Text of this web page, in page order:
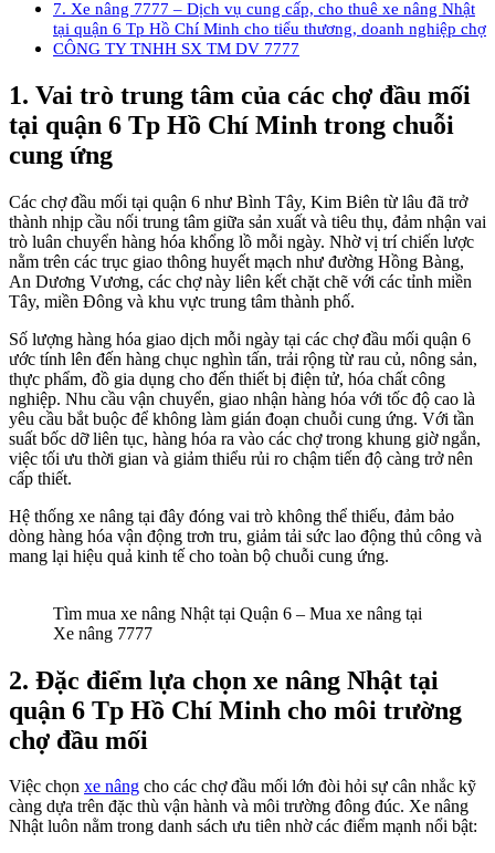
7. Xe nâng 7777 – Dịch vụ cung cấp, cho thuê xe nâng Nhật
tại quận 6 Tp Hồ Chí Minh cho tiểu thương, doanh nghiệp chợ
CÔNG TY TNHH SX TM DV 7777
1. Vai trò trung tâm của các chợ đầu mối
tại quận 6 Tp Hồ Chí Minh trong chuỗi
cung ứng
Các chợ đầu mối tại quận 6 như Bình Tây, Kim Biên từ lâu đã trở
thành nhịp cầu nối trung tâm giữa sản xuất và tiêu thụ, đảm nhận vai
trò luân chuyển hàng hóa khổng lồ mỗi ngày. Nhờ vị trí chiến lược
nằm trên các trục giao thông huyết mạch như đường Hồng Bàng,
An Dương Vương, các chợ này liên kết chặt chẽ với các tỉnh miền
Tây, miền Đông và khu vực trung tâm thành phố.
Số lượng hàng hóa giao dịch mỗi ngày tại các chợ đầu mối quận 6
ước tính lên đến hàng chục nghìn tấn, trải rộng từ rau củ, nông sản,
thực phẩm, đồ gia dụng cho đến thiết bị điện tử, hóa chất công
nghiệp. Nhu cầu vận chuyển, giao nhận hàng hóa với tốc độ cao là
yêu cầu bắt buộc để không làm gián đoạn chuỗi cung ứng. Với tần
suất bốc dỡ liên tục, hàng hóa ra vào các chợ trong khung giờ ngắn,
việc tối ưu thời gian và giảm thiểu rủi ro chậm tiến độ càng trở nên
cấp thiết.
Hệ thống xe nâng tại đây đóng vai trò không thể thiếu, đảm bảo
dòng hàng hóa vận động trơn tru, giảm tải sức lao động thủ công và
mang lại hiệu quả kinh tế cho toàn bộ chuỗi cung ứng.
Tìm mua xe nâng Nhật tại Quận 6 – Mua xe nâng tại
Xe nâng 7777
2. Đặc điểm lựa chọn xe nâng Nhật tại
quận 6 Tp Hồ Chí Minh cho môi trường
chợ đầu mối
Việc chọn xe nâng cho các chợ đầu mối lớn đòi hỏi sự cân nhắc kỹ
càng dựa trên đặc thù vận hành và môi trường đông đúc. Xe nâng
Nhật luôn nằm trong danh sách ưu tiên nhờ các điểm mạnh nổi bật: